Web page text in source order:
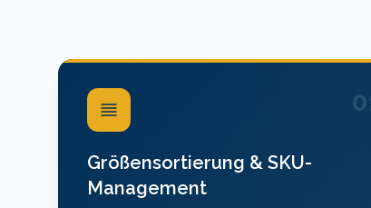
Größensortierung & SKU-
Management